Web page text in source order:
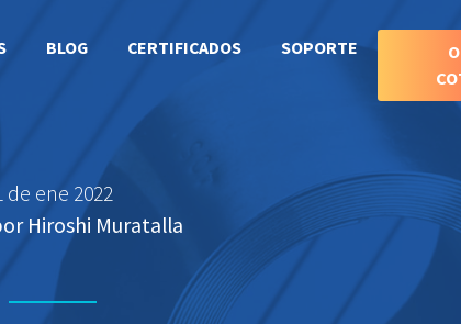
BLOG CERTIFICADOS SOPORTE
de ene 2022
Hiroshi Muratalla